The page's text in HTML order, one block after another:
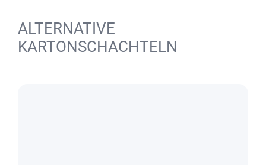
ALTERNATIVE
KARTONSCHACHTELN